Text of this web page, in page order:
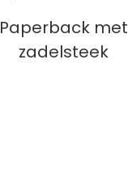
Paperback met
zadelsteek